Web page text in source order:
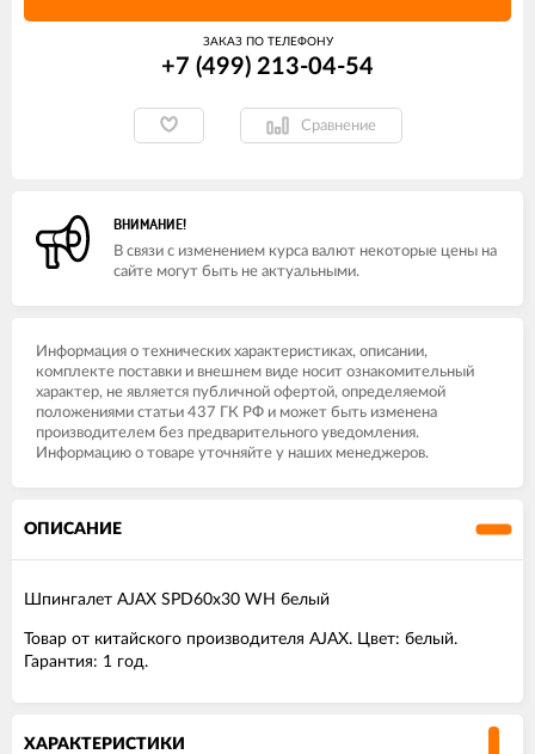
ЗАКАЗ ПО ТЕЛЕФОНУ
+7 (499) 213-04-54​
Сравнение
ВНИМАНИЕ!
В связи с изменением курса валют некоторые цены на
сайте могут быть не актуальными.
Информация о технических характеристиках, описании,
комплекте поставки и внешнем виде носит ознакомительный
характер, не является публичной офертой, определяемой
положениями статьи 437 ГК РФ и может быть изменена
производителем без предварительного уведомления.
Информацию о товаре уточняйте у наших менеджеров.
ОПИСАНИЕ
Шпингалет AJAX SPD60х30 WH белый
Товар от китайского производителя AJAX. Цвет: белый.
Гарантия: 1 год.
ХАРАКТЕРИСТИКИ